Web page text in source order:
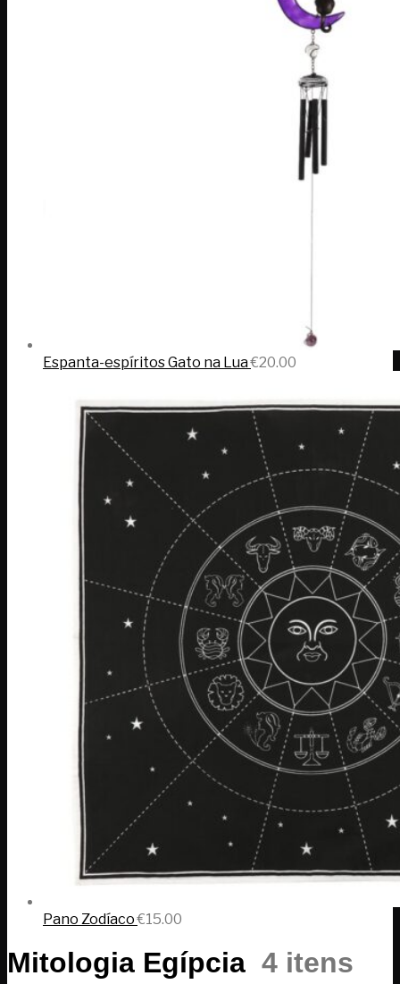
Espanta-espíritos Gato na Lua€20.00
Pano Zodíaco €15.00
Mitologia Egípcia 4 itens